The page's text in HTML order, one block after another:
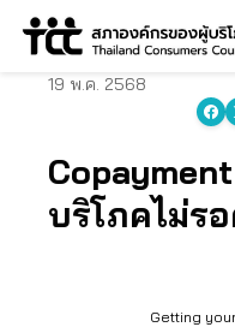
Skip
19 พ.ค. 2568
บริโภคไม่ร
Getting